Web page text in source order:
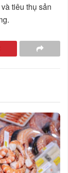
tiêu thụ sản